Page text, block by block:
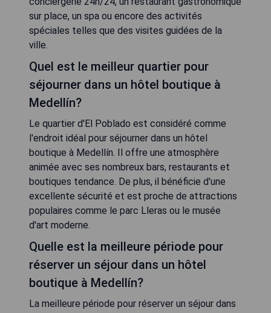
sur place, un spa ou encore des activités
spéciales telles que des visites guidées de la
ville.
Quel est le meilleur quartier pour
séjourner dans un hôtel boutique à
Medellín?
Le quartier d'El Poblado est considéré comme
l'endroit idéal pour séjourner dans un hôtel
boutique à Medellín. Il offre une atmosphère
animée avec ses nombreux bars, restaurants et
boutiques tendance. De plus, il bénéficie d'une
excellente sécurité et est proche de attractions
populaires comme le parc Lleras ou le musée
d'art moderne.
Quelle est la meilleure période pour
réserver un séjour dans un hôtel
boutique à Medellín?
La meilleure période pour réserver un séjour dans